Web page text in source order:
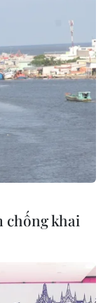
phát hiện từ
động về tập
Vương triều
chống khai